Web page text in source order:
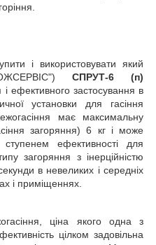
і використовувати який
СПРУТ-6 (п)
ефективного застосування в
установки для гасіння
має максимальну
загоряння) 6 кг і може
ступенем ефективності для
загоряння з інерційністю
в невеликих і середніх
і приміщеннях.
ціна якого одна з
цілком задовільна